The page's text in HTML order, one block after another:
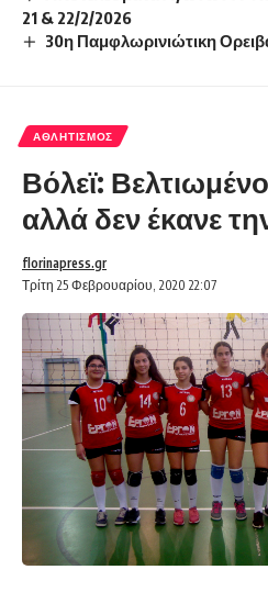
21 & 22/2/2026
30η Παμφλωρινιώτικη
ΑΘΛΗΤΙΣΜΌΣ
Βόλεϊ:
αλλά δεν έκανε
Τρίτη 25 Φεβρουαρίου, 2020 22:07
florinapress.gr